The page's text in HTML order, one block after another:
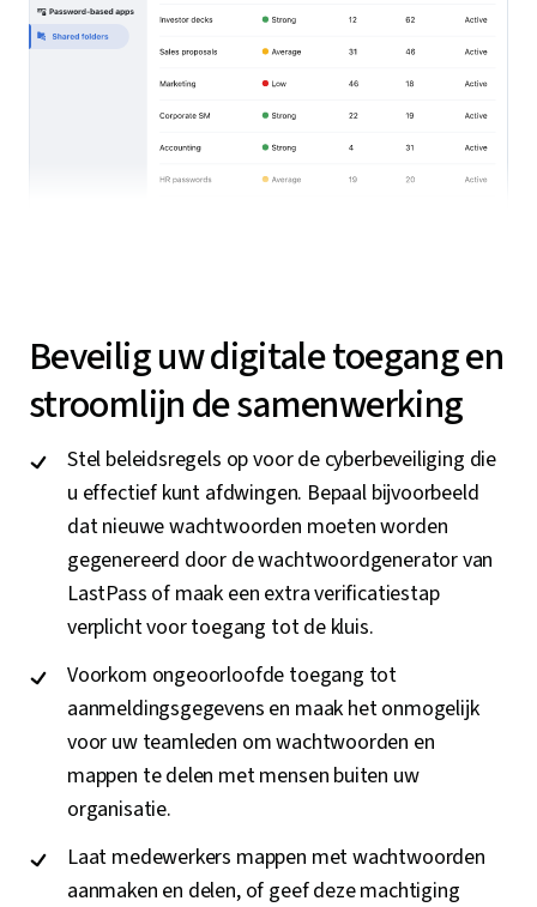
Beveilig uw digitale toegang en
stroomlijn de samenwerking
Stel beleidsregels op voor de cyberbeveiliging die
u effectief kunt afdwingen. Bepaal bijvoorbeeld
dat nieuwe wachtwoorden moeten worden
gegenereerd door de wachtwoordgenerator van
LastPass of maak een extra verificatiestap
verplicht voor toegang tot de kluis.
Voorkom ongeoorloofde toegang tot
aanmeldingsgegevens en maak het onmogelijk
voor uw teamleden om wachtwoorden en
mappen te delen met mensen buiten uw
organisatie.
Laat medewerkers mappen met wachtwoorden
aanmaken en delen, of geef deze machtiging